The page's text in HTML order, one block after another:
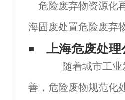
危险废弃物资源化
海固废处置危险废弃
从技术性行得通、有
少、商品达标四个层
再生运用的技术性是
上海危废处
随着城市工业
善，危险废物规范化